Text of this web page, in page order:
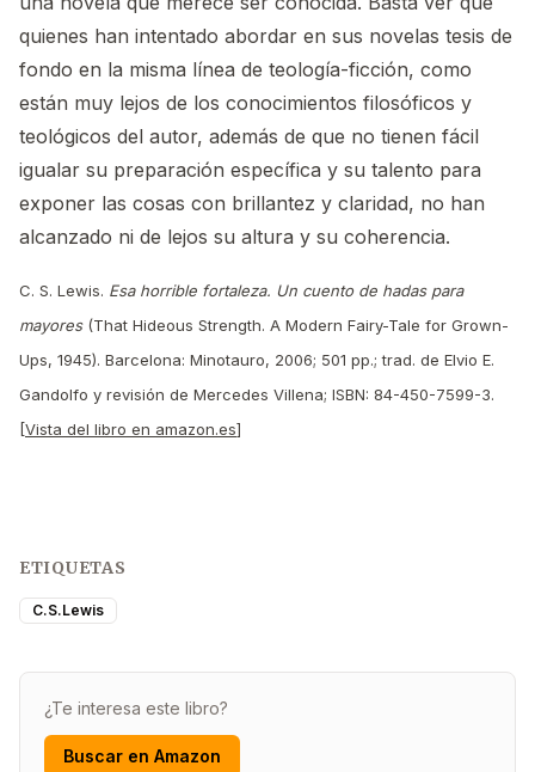
quienes han intentado abordar en sus novelas tesis de
fondo en la misma línea de teología-ficción, como
están muy lejos de los conocimientos filosóficos y
teológicos del autor, además de que no tienen fácil
igualar su preparación específica y su talento para
exponer las cosas con brillantez y claridad, no han
alcanzado ni de lejos su altura y su coherencia.
C. S. Lewis. Esa horrible fortaleza. Un cuento de hadas para
mayores(That Hideous Strength. A Modern Fairy-Tale for Grown-
Ups, 1945). Barcelona: Minotauro, 2006; 501 pp.; trad. de Elvio E.
Gandolfo y revisión de Mercedes Villena; ISBN: 84-450-7599-3.
[Vista del libro en amazon.es]
ETIQUETAS
C.S.Lewis
¿Te interesa este libro?
Buscar en Amazon